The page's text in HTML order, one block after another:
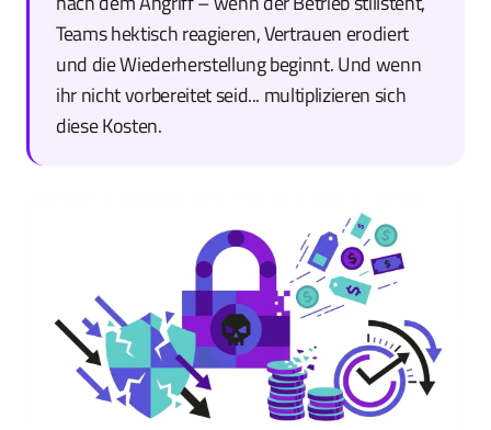
Teams hektisch reagieren, Vertrauen erodiert
und die Wiederherstellung beginnt. Und wenn
ihr nicht vorbereitet seid... multiplizieren sich
diese Kosten.